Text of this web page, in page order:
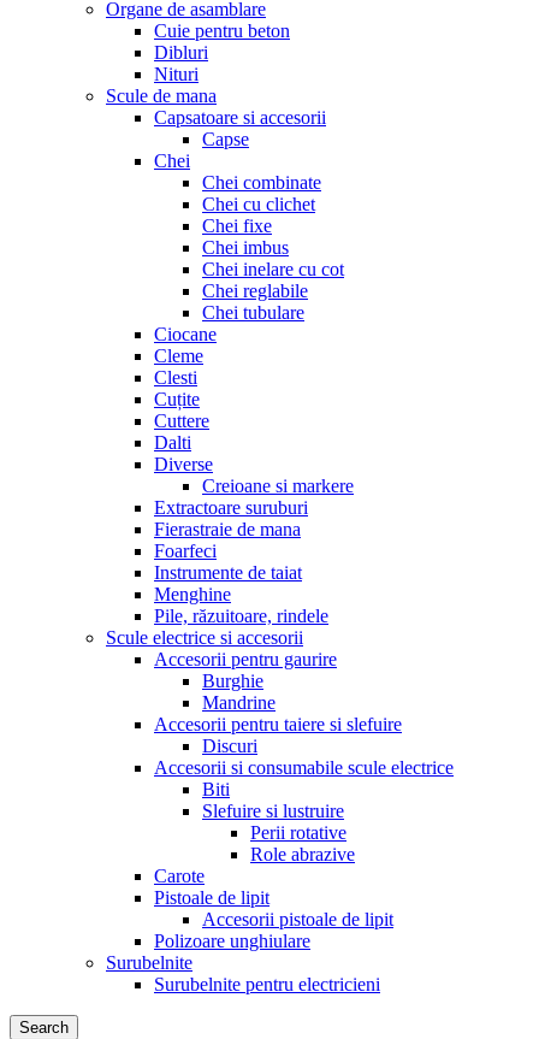
Organe de asamblare
Cuie pentru beton
Dibluri
Nituri
Scule de mana
Capsatoare si accesorii
Capse
Chei
Chei combinate
Chei cu clichet
Chei fixe
Chei imbus
Chei inelare cu cot
Chei reglabile
Chei tubulare
Ciocane
Cleme
Clesti
Cuțite
Cuttere
Dalti
Diverse
Creioane si markere
Extractoare suruburi
Fierastraie de mana
Foarfeci
Instrumente de taiat
Menghine
Pile, răzuitoare, rindele
Scule electrice si accesorii
Accesorii pentru gaurire
Burghie
Mandrine
Accesorii pentru taiere si slefuire
Discuri
Accesorii si consumabile scule electrice
Biti
Slefuire si lustruire
Perii rotative
Role abrazive
Carote
Pistoale de lipit
Accesorii pistoale de lipit
Polizoare unghiulare
Surubelnite
Surubelnite pentru electricieni
Search